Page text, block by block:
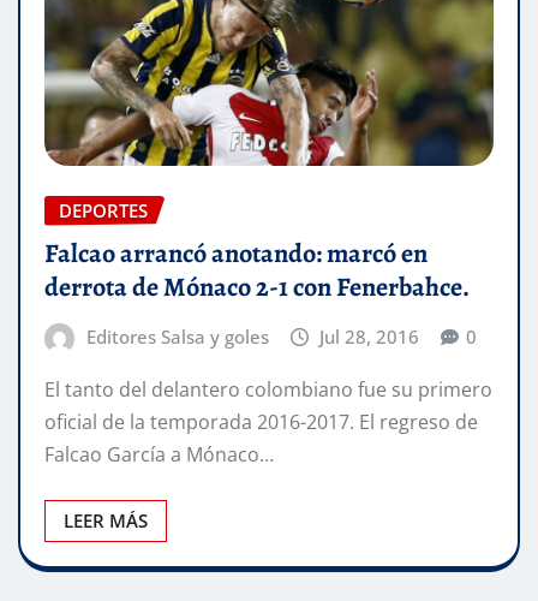
DEPORTES
Falcao arrancó anotando: marcó en
derrota de Mónaco 2-1 con Fenerbahce.
Editores Salsa y goles Jul 28, 2016 0
El tanto del delantero colombiano fue su primero
oficial de la temporada 2016-2017. El regreso de
Falcao García a Mónaco…
LEER MÁS